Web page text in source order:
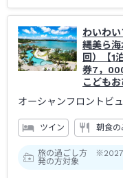
わいわ
縄美ら海
回）【1
券7，
こども
オーシャンフロントビ
ツイン 朝食の
旅の過ごし方 ※2027
発の方対象